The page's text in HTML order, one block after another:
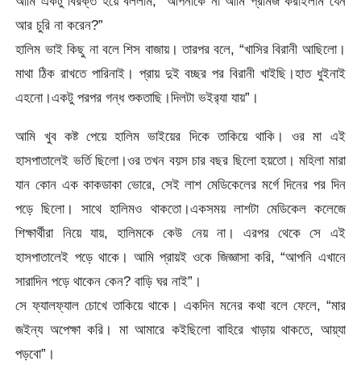
আর চুরি না করেন?”
হালিম ভাই কিছু না বলে শিস বাজায়। তারপর বলে, “খাসির বিরানী আছিলো।
মাথা ঠিক রাখতে পারিনাই। প্রায় দুই বচ্ছর পর বিরানী খাইছি।হাত ধুইনাই
এহনো।একটু পরপর গন্ধ শুকতাছি।দিলটা ভইর‍্যা যায়”।
আমি খুব কষ্ট পেয়ে হালিম ভাইয়ের দিকে তাকিয়ে থাকি। ওর মা এই
হাসপাতালেই ভর্তি ছিলো।ওর তখন বয়স চার বছর ছিলো হয়তো। মহিলা মারা
যান কোন এক কাকডাকা ভোরে, সেই লাশ মেডিকেলের মর্গে দিনের পর দিন
পড়ে ছিলো। সাথে হালিমও থাকতো।একসময় লাশটা মেডিকেল কলেজে
শিক্ষার্থীরা নিয়ে যায়, হালিমকে কেউ নেয় না। এরপর থেকে সে এই
হাসপাতালেই পড়ে থাকে। আমি প্রায়ই ওকে জিজ্ঞাসা করি, “আপনি এখানে
সারাদিন পড়ে থাকেন কেন? বাড়ি ঘর নাই”।
সে ফ্যালফ্যাল চোখে তাকিয়ে থাকে। একদিন মনের কথা বলে ফেলে, “মার
জইন্য অপেক্ষা করি। মা আমারে কইছিলো বাহিরে খাড়ায় থাকতে, আয়্যা
পড়বো”।